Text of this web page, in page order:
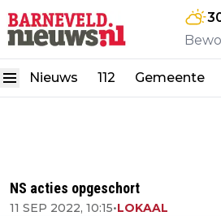
Nieuws 112 Gemeente
NS acties opgeschort
11 SEP 2022, 10:15•LOKAAL